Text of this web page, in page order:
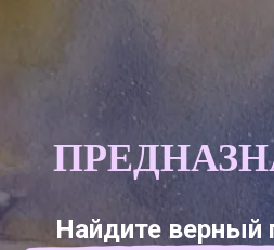
Найдите верный